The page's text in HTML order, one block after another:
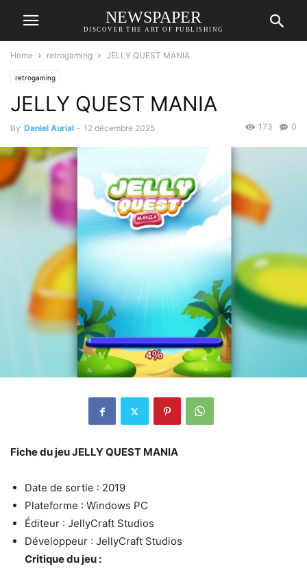
NEWSPAPER
DISCOVER THE ART OF PUBLISHING
Home retrogaming JELLY QUEST MANIA
retrogaming
JELLY QUEST MANIA
By Daniel Aurial - 12 décembre 2025 0
173
Fiche du jeu JELLY QUEST MANIA
Date de sortie : 2019
Plateforme : Windows PC
Éditeur : JellyCraft Studios
Développeur : JellyCraft Studios
Critique du jeu :